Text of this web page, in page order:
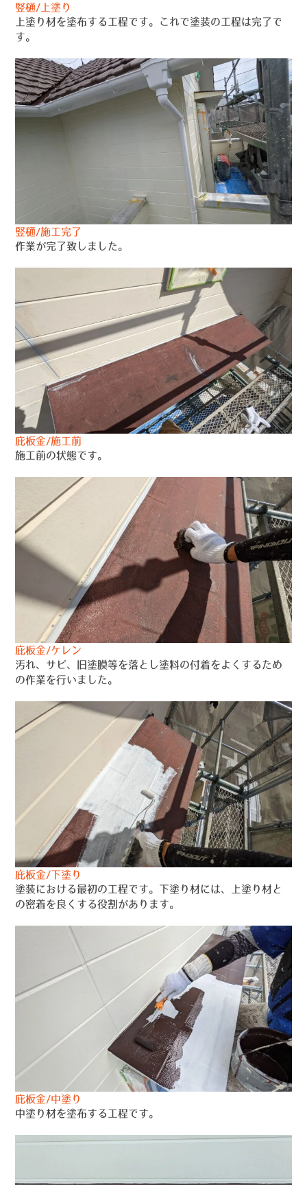
竪樋/上塗り
上塗り材を塗布する工程です。これで塗装の工程は完了で
す。
竪樋/施工完了
作業が完了致しました。
庇板金/施工前
施工前の状態です。
庇板金/ケレン
汚れ、サビ、旧塗膜等を落とし塗料の付着をよくするため
の作業を行いました。
庇板金/下塗り
塗装における最初の工程です。下塗り材には、上塗り材と
の密着を良くする役割があります。
庇板金/中塗り
中塗り材を塗布する工程です。